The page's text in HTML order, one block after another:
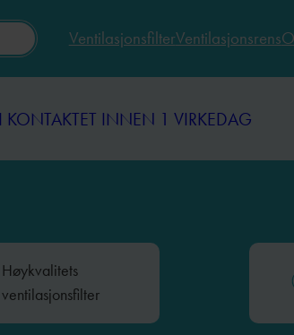
VentilasjonsfilterVentilasjonsrens
KONTAKTET INNEN 1 VIRKEDAG
Høykvalitets
ventilasjonsfilter
KONTAKTET INNEN 1 VIRKEDAG